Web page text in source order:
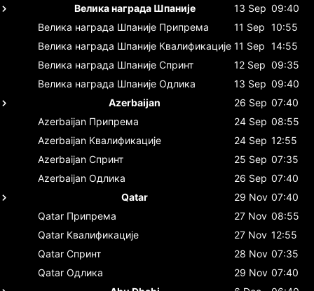
Велика награда Шпаније
13 Sep 09:40
Велика награда Шпаније Припрема 11 Sep 10:55
Велика награда Шпаније Квалификације 11 Sep 14:55
Велика награда Шпаније Спринт 12 Sep 09:35
Велика награда Шпаније Одлика 13 Sep 09:40
Azerbaijan
26 Sep 07:40
Azerbaijan Припрема 24 Sep 08:55
Azerbaijan Квалификације 24 Sep 12:55
Azerbaijan Спринт 25 Sep 07:35
Azerbaijan Одлика 26 Sep 07:40
Qatar
29 Nov 07:40
Qatar Припрема 27 Nov 08:55
Qatar Квалификације 27 Nov 12:55
Qatar Спринт 28 Nov 07:35
Qatar Одлика 29 Nov 07:40